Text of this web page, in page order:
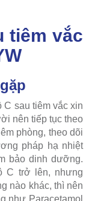
tiêm vắc
sau tiêm vắc xin
nên tiếp tục theo
phòng, theo dõi
pháp hạ nhiệt
bảo dinh dưỡng.
C trở lên, nhưng
nào khác, thì nên
như Paracetamol